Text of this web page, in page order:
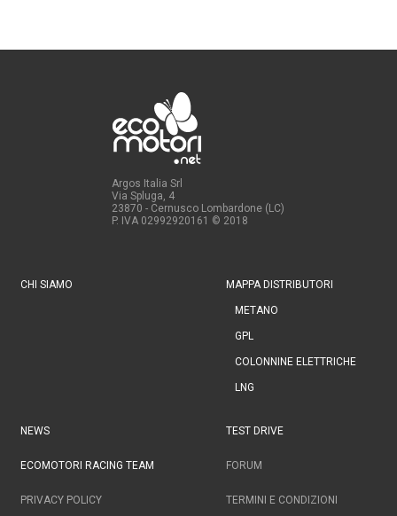
Argos Italia Srl
Via Spluga, 4
23870 - Cernusco Lombardone (LC)
P. IVA 02992920161 © 2018
CHI SIAMO MAPPA DISTRIBUTORI
METANO
GPL
COLONNINE ELETTRICHE
LNG
NEWS TEST DRIVE
ECOMOTORI RACING TEAM FORUM
PRIVACY POLICY TERMINI E CONDIZIONI